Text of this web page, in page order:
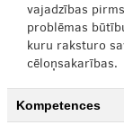
vajadzības
problēmas
kuru raksturo
cēloņsakarības.
Kompetences